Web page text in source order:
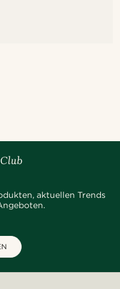
aktuellen Trends